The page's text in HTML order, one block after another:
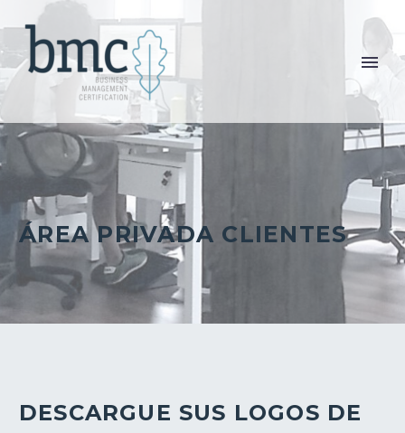
ÁREA PRIVADA CLIENTES
DESCARGUE SUS LOGOS DE